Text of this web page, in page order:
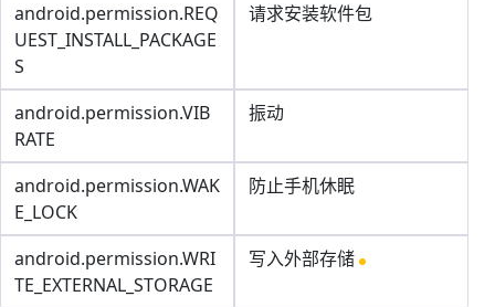
android.permission.REQ
UEST_INSTALL_PACKAGE
S
请求安装软件包
android.permission.VIB
RATE
振动
android.permission.WAK
E_LOCK
防止手机休眠
android.permission.WRI
TE_EXTERNAL_STORAGE
写入外部存储